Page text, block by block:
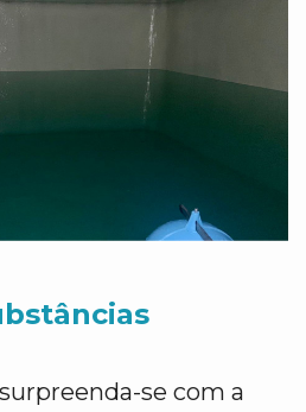
se com a